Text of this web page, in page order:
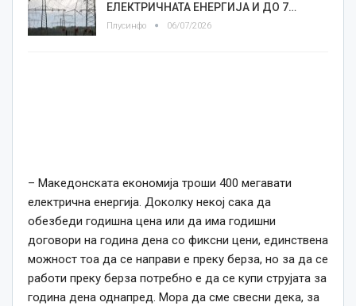
ЕЛЕКТРИЧНАТА ЕНЕРГИЈА И ДО 7…
Плусинфо 06/07/2026
– Македонската економија троши 400 мегавати
електрична енергија. Доколку некој сака да
обезбеди годишна цена или да има годишни
договори на година дена со фиксни цени, единствена
можност тоа да се направи е преку берза, но за да се
работи преку берза потребно е да се купи струјата за
година дена однапред. Мора да сме свесни дека, за